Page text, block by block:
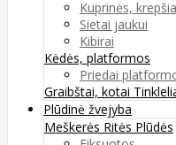
Kuprinės,
Sietai jaukui
Kibirai
Kėdės, platformos
Priedai
Graibštai, kotai
Plūdinė žvejyba
Meškerės Ritės Plūdės